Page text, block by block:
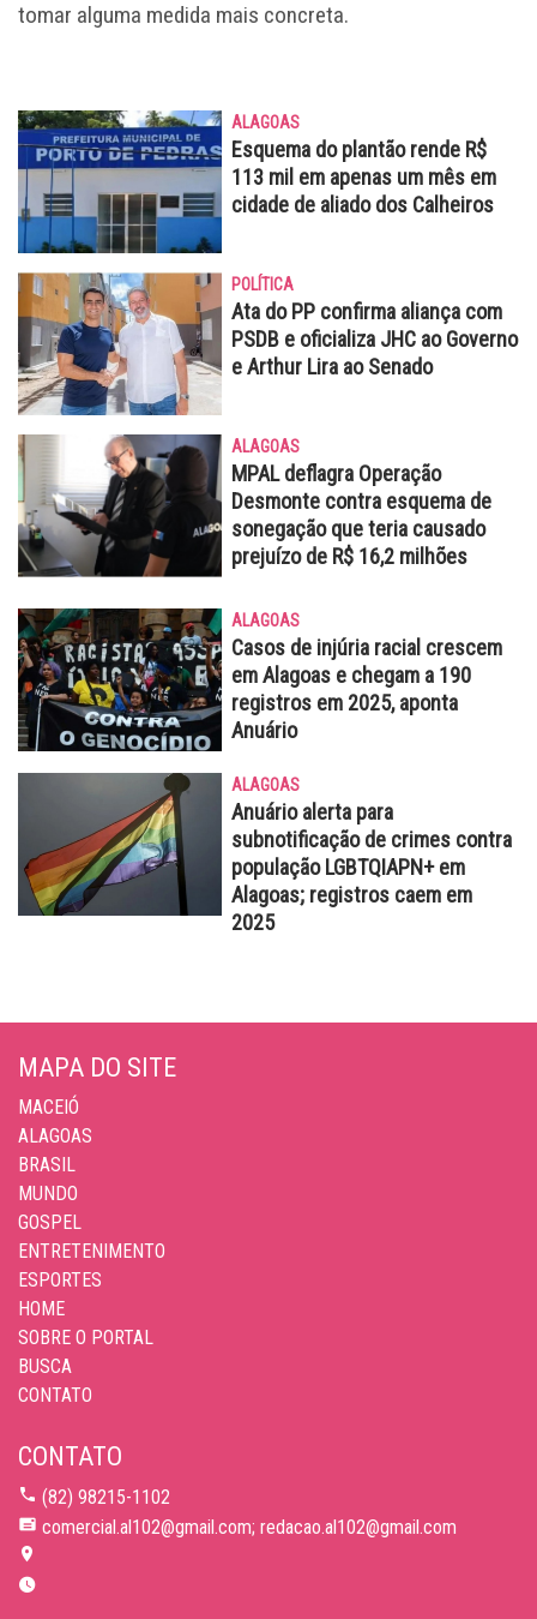
tomar alguma medida mais concreta.
ALAGOAS
Esquema do plantão rende R$
113 mil em apenas um mês em
cidade de aliado dos Calheiros
POLÍTICA
Ata do PP confirma aliança com
PSDB e oficializa JHC ao Governo
e Arthur Lira ao Senado
ALAGOAS
MPAL deflagra Operação
Desmonte contra esquema de
sonegação que teria causado
prejuízo de R$ 16,2 milhões
ALAGOAS
Casos de injúria racial crescem
em Alagoas e chegam a 190
registros em 2025, aponta
Anuário
ALAGOAS
Anuário alerta para
subnotificação de crimes contra
população LGBTQIAPN+ em
Alagoas; registros caem em
2025
MAPA DO SITE
MACEIÓ
ALAGOAS
BRASIL
MUNDO
GOSPEL
ENTRETENIMENTO
ESPORTES
HOME
SOBRE O PORTAL
BUSCA
CONTATO
CONTATO
(82) 98215-1102
comercial.al102@gmail.com; redacao.al102@gmail.com